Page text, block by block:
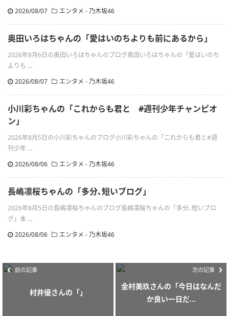
2026/08/07
エンタメ - 乃木坂46
奥田いろはちゃんの「愛はいのちよりも前にあるから」
2026年8月6日の奥田いろはちゃんのブログ奥田いろはちゃんの「愛はいのち
よりも ...
2026/08/07
エンタメ - 乃木坂46
小川彩ちゃんの「これからも君と #週刊少年チャンピオ
ン」
2026年8月5日の小川彩ちゃんのブログ小川彩ちゃんの「これからも君と#週
刊少年 ...
2026/08/06
エンタメ - 乃木坂46
長嶋凛桜ちゃんの「多分､短いブログ」
2026年8月5日の長嶋凛桜ちゃんのブログ長嶋凛桜ちゃんの「多分､短いブロ
グ」本 ...
2026/08/06
エンタメ - 乃木坂46
前の記事
村井優さんの「」
次の記事
金村美玖さんの「今日はなんだ
か良い一日だ...